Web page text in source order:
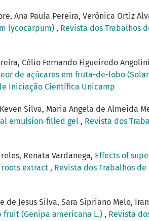
Ana Paula Pereira, Verônica Ortiz
lycocarpum) , Revista dos Trabalhos
Célio Fernando Figueiredo
de açúcares em fruta-de-lobo
Iniciação Científica Unicamp
Silva, Maria Angela de Almeida
emulsion-filled gel , Revista dos
Renata Vardanega, Effects of
extract , Revista dos Trabalhos de
de Jesus Silva, Sara Sipriano Melo,
(Genipa americana L.) , Revista